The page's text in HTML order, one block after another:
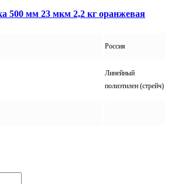
500 мм 23 мкм 2,2 кг оранжевая
Россия
Линейный
полиэтилен (стрейч)